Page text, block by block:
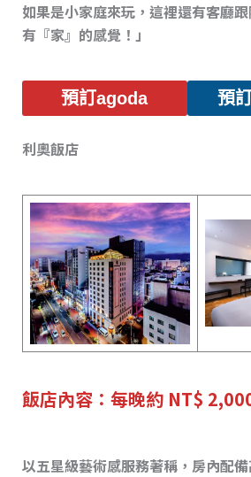
如果是小家庭來玩，這裡還有客廳
有『家』的感覺！」
預訂agoda 預
利奧飯店
飯店內容：每晚約 NT$
以五星級藝術感服務著稱，房內配